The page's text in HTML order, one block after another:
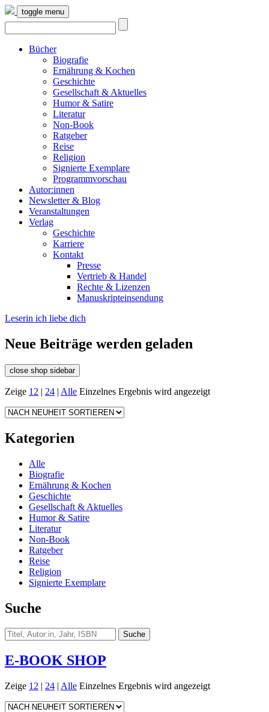
toggle menu
Bücher
Biografie
Ernährung & Kochen
Geschichte
Gesellschaft & Aktuelles
Humor & Satire
Literatur
Non-Book
Ratgeber
Reise
Religion
Signierte Exemplare
Programmvorschau
Autor:innen
Newsletter & Blog
Veranstaltungen
Verlag
Geschichte
Karriere
Kontakt
Presse
Vertrieb & Handel
Rechte & Lizenzen
Manuskripteinsendung
Leserin ich liebe dich
Neue Beiträge werden geladen
close shop sidebar
Zeige 12 | 24 | Alle Einzelnes Ergebnis wird angezeigt
Kategorien
Alle
Biografie
Ernährung & Kochen
Geschichte
Gesellschaft & Aktuelles
Humor & Satire
Literatur
Non-Book
Ratgeber
Reise
Religion
Signierte Exemplare
Suche
E-BOOK SHOP
Zeige 12 | 24 | Alle Einzelnes Ergebnis wird angezeigt